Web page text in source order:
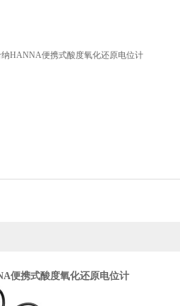
便携式酸度氧化还原电位计